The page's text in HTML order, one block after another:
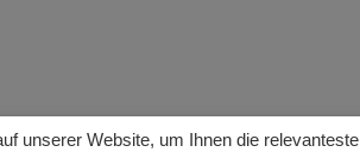
unserer Website, um Ihnen die relevanteste